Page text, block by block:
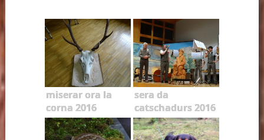
miserar ora la
corna 2016
sera da
catschadurs 2016